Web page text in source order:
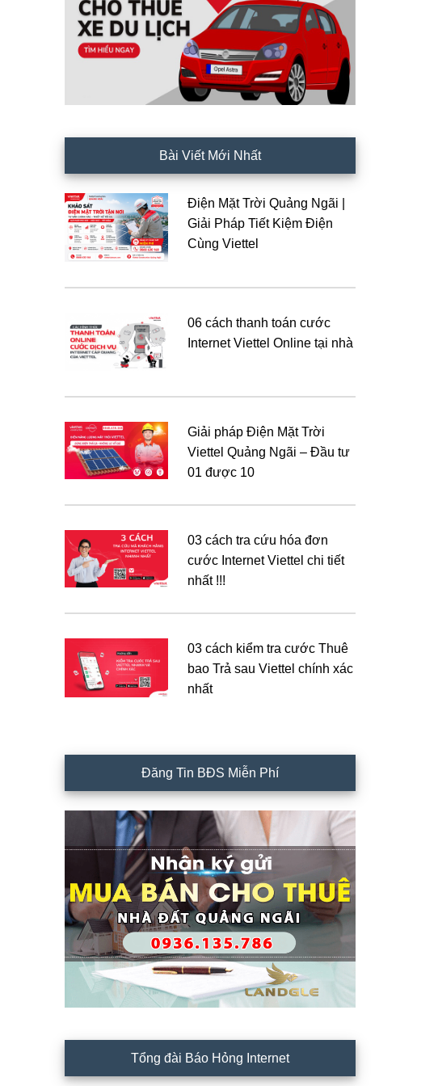
Bài Viết Mới Nhất
Điện Mặt Trời Quảng Ngãi |
Giải Pháp Tiết Kiệm Điện
Cùng Viettel
06 cách thanh toán cước
Internet Viettel Online tại nhà
Giải pháp Điện Mặt Trời
Viettel Quảng Ngãi – Đầu tư
01 được 10
03 cách tra cứu hóa đơn
cước Internet Viettel chi tiết
nhất !!!
03 cách kiểm tra cước Thuê
bao Trả sau Viettel chính xác
nhất
Đăng Tin BĐS Miễn Phí
Tổng đài Báo Hỏng Internet